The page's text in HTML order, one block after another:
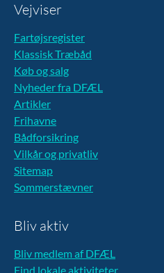
Vejviser
Fartøjsregister
Klassisk Træbåd
Køb og salg
Nyheder fra DFÆL
Artikler
Frihavne
Bådforsikring
Vilkår og privatliv
Sitemap
Sommerstævner
Bliv aktiv
Bliv medlem af DFÆL
Find lokale aktiviteter